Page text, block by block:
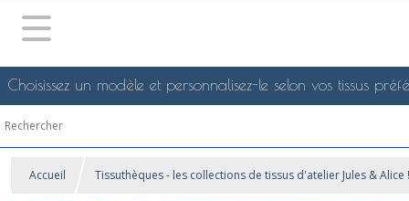
Choisissez un modèle et personnalisez-le selon vos tissus
Accueil Tissuthèques - les collections de tissus d'atelier Jules & Alice !